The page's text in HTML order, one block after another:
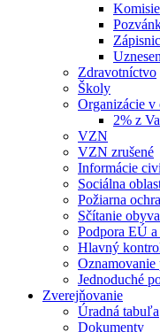
Komisie
Zdravotníctvo
Školy
Organizácie v
2% z
VZN
VZN zrušené
Informácie
Sociálna
Požiarna
Sčítanie
Podpora EÚ
Hlavný
Oznamovanie
Jednoduché
Zverejňovanie
Úradná tabuľa
Dokumenty